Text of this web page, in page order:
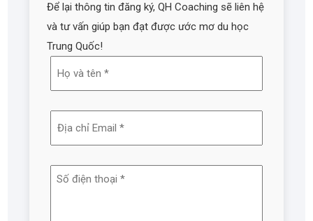
Để lại thông tin đăng ký, QH Coaching sẽ liên hệ
và tư vấn giúp bạn đạt được ước mơ du học
Trung Quốc!
tên
(Required)
email
(Required)
Số